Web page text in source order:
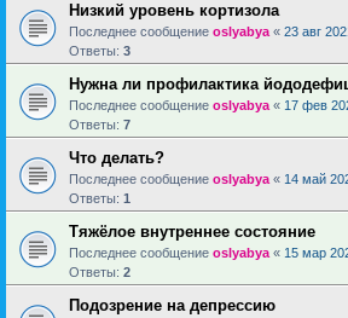
Низкий уровень кортизола
Последнее сообщение oslyabya « 23 авг
Ответы: 3
Нужна ли профилактика
Последнее сообщение oslyabya « 17 фев
Ответы: 7
Что делать?
Последнее сообщение oslyabya « 14 май
Ответы: 1
Тяжёлое внутреннее состояние
Последнее сообщение oslyabya « 15 мар
Ответы: 2
Подозрение на депрессию